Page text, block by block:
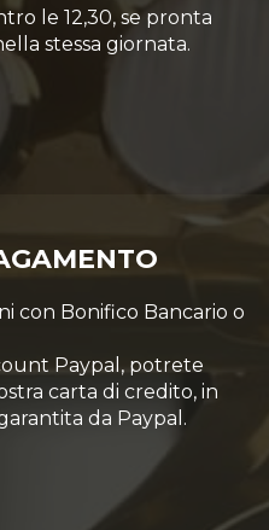
le 12,30, se pronta
stessa giornata.
con Bonifico Bancario o
Paypal, potrete
carta di credito, in
da Paypal.